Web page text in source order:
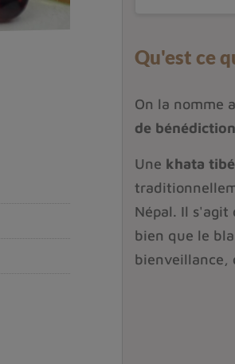
Qu'est ce
On la nomme
de
Une khata
Népal. Il s'agit
bien que le
bienveillance,